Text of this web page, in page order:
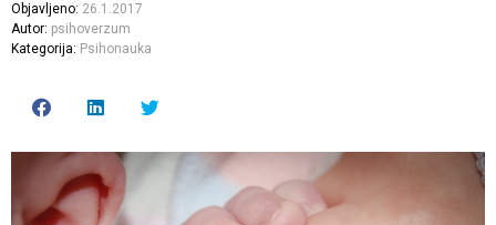
Objavljeno: 26.1.2017
Autor: psihoverzum
Kategorija: Psihonauka
share
Facebook
(Opens
in
new
window)
LinkedIn
(Opens
in
new
window)
Twitter
(Opens
window)